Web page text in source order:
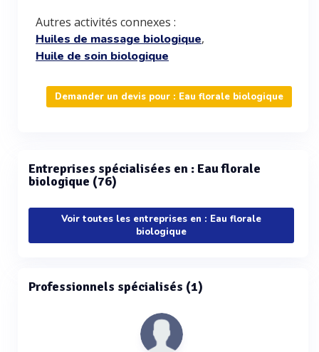
Autres activités connexes :
Huiles de massage biologique,
Huile de soin biologique
Demander un devis pour : Eau florale biologique
Entreprises spécialisées en : Eau florale
biologique (76)
Voir toutes les entreprises en : Eau florale
biologique
Professionnels spécialisés (1)